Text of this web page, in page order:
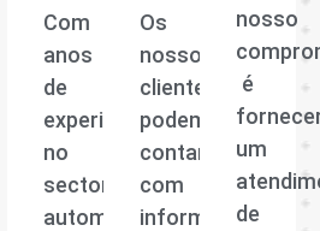
Com
anos
de
experiência
no
sector
automóvel,
Os
nossos
clientes
podem
contar
com
informações
nosso
é
um
de